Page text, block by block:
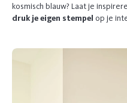
kosmisch blauw? Laat je
druk je eigen stempel op je